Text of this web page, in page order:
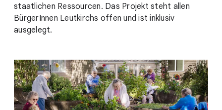
staatlichen Ressourcen. Das Projekt steht allen
BürgerInnen Leutkirchs offen und ist inklusiv
ausgelegt.